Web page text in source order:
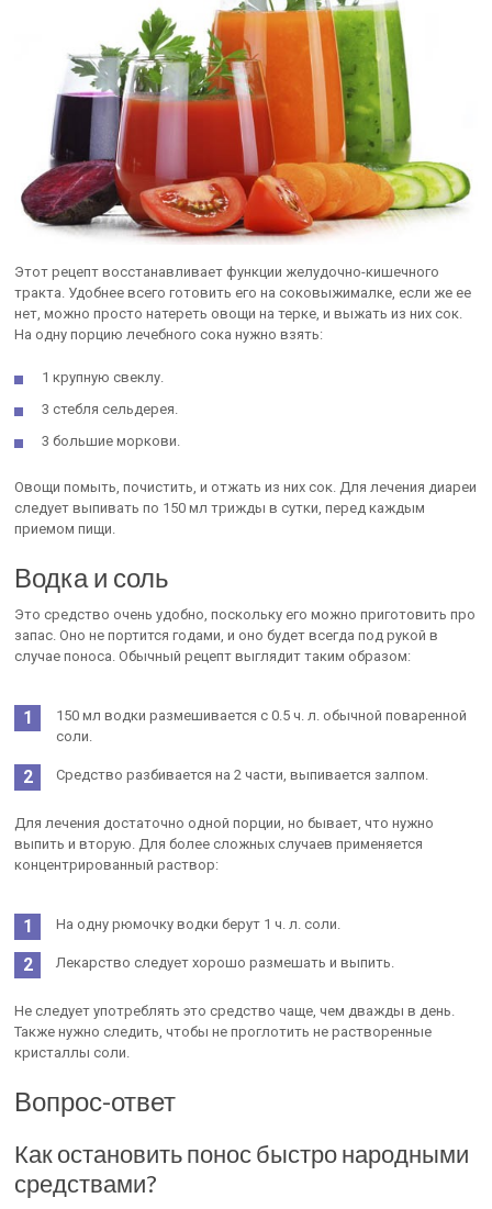
Этот рецепт восстанавливает функции желудочно-кишечного
тракта. Удобнее всего готовить его на соковыжималке, если же ее
нет, можно просто натереть овощи на терке, и выжать из них сок.
На одну порцию лечебного сока нужно взять:
1 крупную свеклу.
3 стебля сельдерея.
3 большие моркови.
Овощи помыть, почистить, и отжать из них сок. Для лечения диареи
следует выпивать по 150 мл трижды в сутки, перед каждым
приемом пищи.
Водка и соль
Это средство очень удобно, поскольку его можно приготовить про
запас. Оно не портится годами, и оно будет всегда под рукой в
случае поноса. Обычный рецепт выглядит таким образом:
150 мл водки размешивается с 0.5 ч. л. обычной поваренной
соли.
Средство разбивается на 2 части, выпивается залпом.
Для лечения достаточно одной порции, но бывает, что нужно
выпить и вторую. Для более сложных случаев применяется
концентрированный раствор:
На одну рюмочку водки берут 1 ч. л. соли.
Лекарство следует хорошо размешать и выпить.
Не следует употреблять это средство чаще, чем дважды в день.
Также нужно следить, чтобы не проглотить не растворенные
кристаллы соли.
Вопрос-ответ
Как остановить понос быстро народными
средствами?